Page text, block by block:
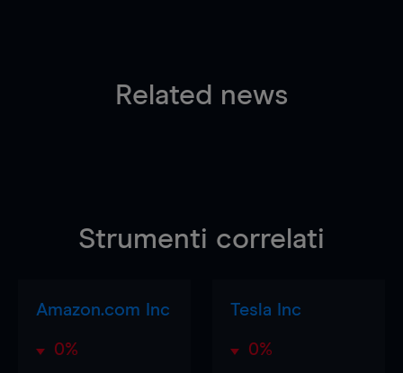
Related news
Strumenti correlati
Amazon.com Inc
0%
Tesla Inc
0%